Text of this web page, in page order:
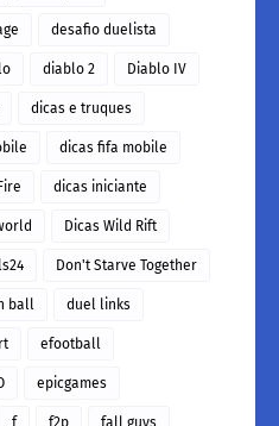
desafio duelista
diablo 2 Diablo IV
dicas e truques
dicas fifa mobile
dicas iniciante
Dicas Wild Rift
Don't Starve Together
ball duel links
efootball
epicgames
f f2p fall guys